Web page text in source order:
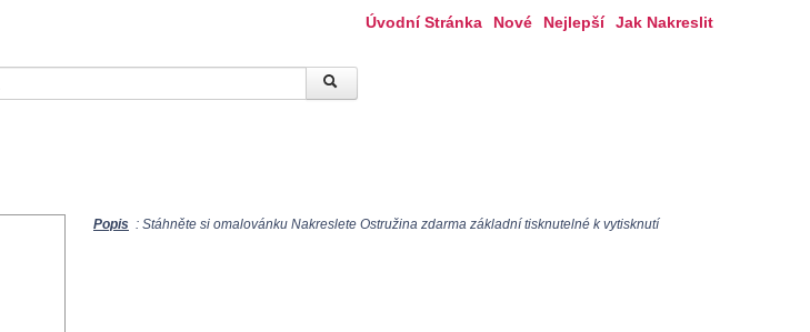
Úvodní Stránka Nové Nejlepší Jak Nakreslit
Popis : Stáhněte si omalovánku Nakreslete Ostružina zdarma základní tisknutelné k vytisknutí